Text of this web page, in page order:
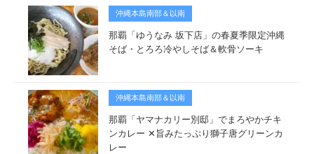
沖縄本島南部＆以南
那覇「ゆうなみ 坂下店」の春夏季限定沖縄
そば・とろろ冷やしそば＆軟骨ソーキ
沖縄本島南部＆以南
那覇「ヤマナカリー別邸」でまろやかチキ
ンカレー ✕旨みたっぷり獅子唐グリーンカ
レー